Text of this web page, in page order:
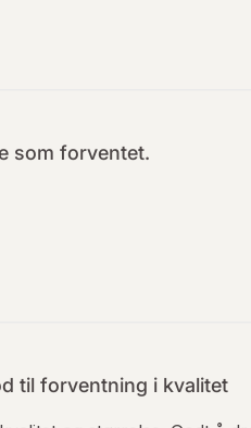
som forventet.
til forventning i kvalitet